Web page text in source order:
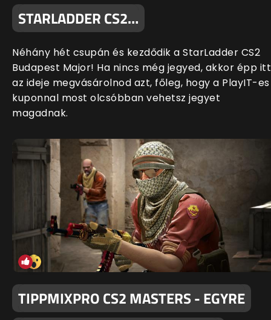
STARLADDER CS2…
Néhány hét csupán és kezdődik a StarLadder CS2
Budapest Major! Ha nincs még jegyed, akkor épp itt
az ideje megvásárolnod azt, főleg, hogy a PlayIT-es
kuponnal most olcsóbban vehetsz jegyet
magadnak.
TIPPMIXPRO CS2 MASTERS - EGYRE